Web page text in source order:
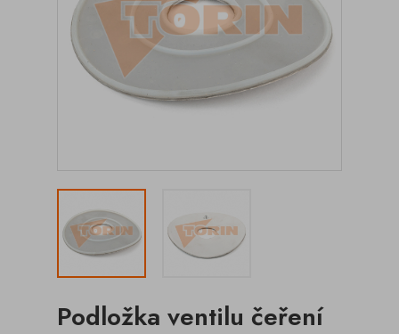
Podložka ventilu čeření